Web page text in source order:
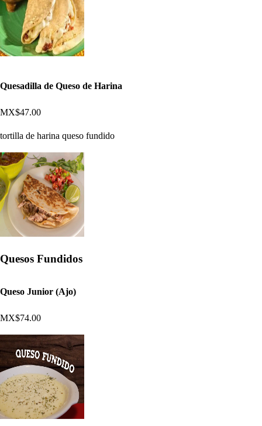
Quesadilla de Queso de Harina
MX$47.00
tortilla de harina queso fundido
Quesos Fundidos
Queso Junior (Ajo)
MX$74.00